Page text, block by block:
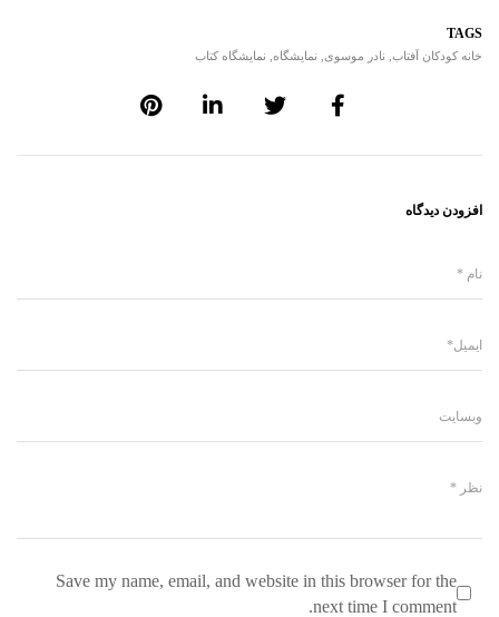
TAGS
خانه کودکان آفتاب نادر موسوی نمایشگاه نمایشگاه کتاب
افزودن دیدگاه
Save my name, email, and website in this browser for the
next time I comment.